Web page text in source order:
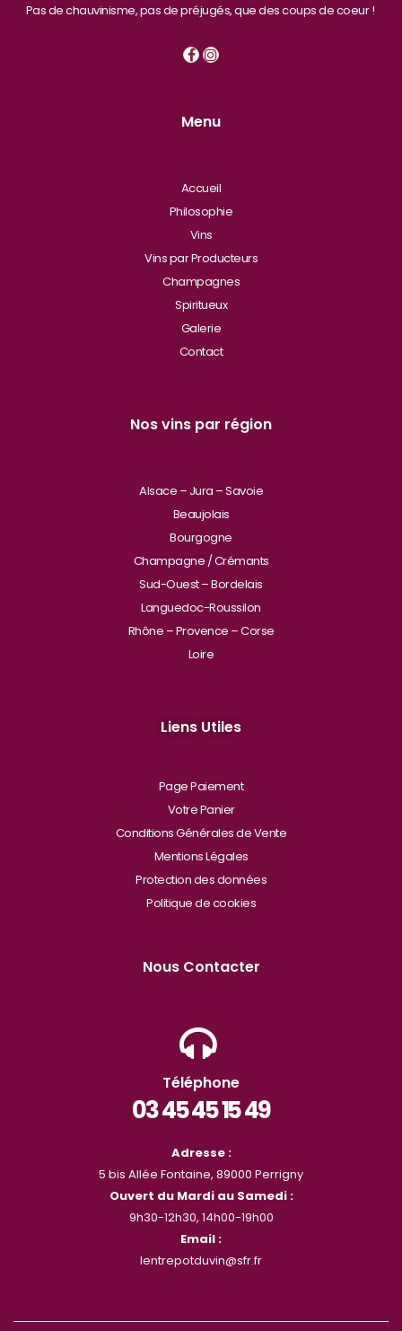
Pas de chauvinisme, pas de préjugés, que des coups de coeur !
Menu
Accueil
Philosophie
Vins
Vins par Producteurs
Champagnes
Spiritueux
Galerie
Contact
Nos vins par région
Alsace – Jura – Savoie
Beaujolais
Bourgogne
Champagne / Crémants
Sud-Ouest – Bordelais
Languedoc-Roussilon
Rhône – Provence – Corse
Loire
Liens Utiles
Page Paiement
Votre Panier
Conditions Générales de Vente
Mentions Légales
Protection des données
Politique de cookies
Nous Contacter
Téléphone
03 45 45 15 49
Adresse :
5 bis Allée Fontaine, 89000 Perrigny
Ouvert du Mardi au Samedi :
9h30-12h30, 14h00-19h00
Email :
lentrepotduvin@sfr.fr